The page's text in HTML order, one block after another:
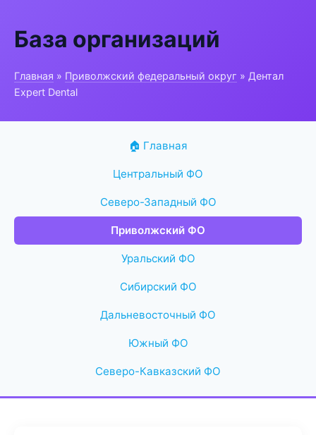
База организаций
Главная » Приволжский федеральный округ » Дентал
Expert Dental
🏠 Главная
Центральный ФО
Северо-Западный ФО
Приволжский ФО
Уральский ФО
Сибирский ФО
Дальневосточный ФО
Южный ФО
Северо-Кавказский ФО